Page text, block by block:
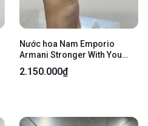
Nước hoa Nam Emporio
Armani Stronger With You
Intensely - Eau De Parfum -
100ml - Tester - Fullbox
2.150.000₫